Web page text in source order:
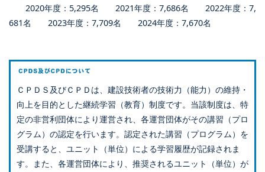
2020年度：5,295名 2021年度：7,686名 2022年度：7,
681名 2023年度：7,709名 2024年度：7,670名
ＣＰＤＳ及びＣＰＤは、建設技術者の技術力（能力）の維持・
向上を目的とした継続学習（教育）制度です。当該制度は、特
定の非営利団体により運営され、各運営団体がその講習（プロ
グラム）の認定を行います。認定された講習（プログラム）を
受講すると、ユニット（単位）による学習履歴が記録されま
す。また、各運営団体により、推奨されるユニット（単位）が